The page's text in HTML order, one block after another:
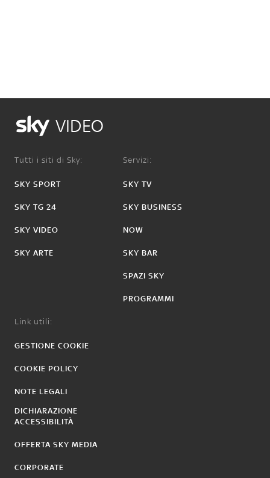
VIDEO
Tutti i siti di Sky:
SKY SPORT
SKY TG 24
SKY VIDEO
SKY ARTE
Servizi:
SKY TV
SKY BUSINESS
NOW
SKY BAR
SPAZI SKY
PROGRAMMI
Link utili:
GESTIONE COOKIE
COOKIE POLICY
NOTE LEGALI
DICHIARAZIONE
ACCESSIBILITÀ
OFFERTA SKY MEDIA
CORPORATE